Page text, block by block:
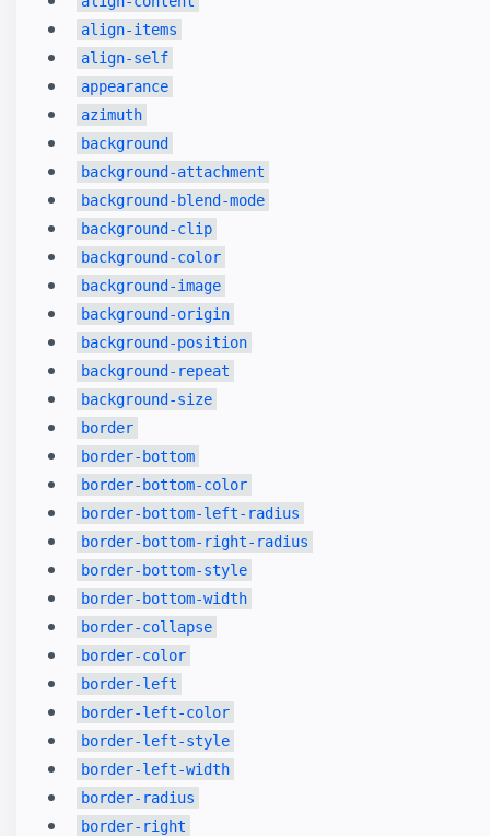
align-items
align-self
appearance
azimuth
background
background-attachment
background-blend-mode
background-clip
background-color
background-image
background-origin
background-position
background-repeat
background-size
border
border-bottom
border-bottom-color
border-bottom-left-radius
border-bottom-right-radius
border-bottom-style
border-bottom-width
border-collapse
border-color
border-left
border-left-color
border-left-style
border-left-width
border-radius
border-right